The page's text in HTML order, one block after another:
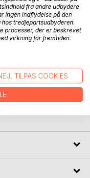
i min yngste
i noget vi har
fra andre udbydere
ingen indflydelse på den
tredjepartsudbyderen.
processer, der er beskrevet
virkning for fremtiden.
TILPAS COOKIES